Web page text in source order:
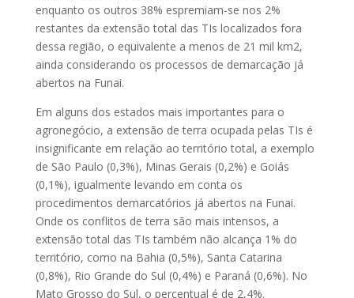
enquanto os outros 38% espremiam-se nos 2%
restantes da extensão total das TIs localizados fora
dessa região, o equivalente a menos de 21 mil km2,
ainda considerando os processos de demarcação já
abertos na Funai.
Em alguns dos estados mais importantes para o
agronegócio, a extensão de terra ocupada pelas TIs é
insignificante em relação ao território total, a exemplo
de São Paulo (0,3%), Minas Gerais (0,2%) e Goiás
(0,1%), igualmente levando em conta os
procedimentos demarcatórios já abertos na Funai.
Onde os conflitos de terra são mais intensos, a
extensão total das TIs também não alcança 1% do
território, como na Bahia (0,5%), Santa Catarina
(0,8%), Rio Grande do Sul (0,4%) e Paraná (0,6%). No
Mato Grosso do Sul, o percentual é de 2,4%.